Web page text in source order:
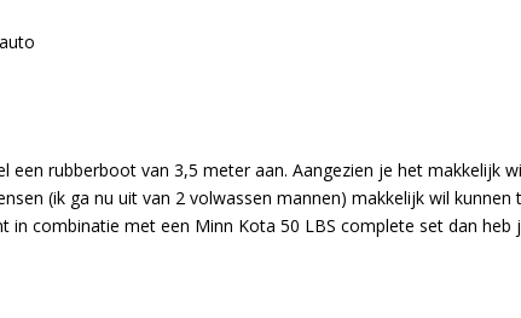
rubberboot van 3,5 meter aan. Aangezien je het makkelijk
(ik ga nu uit van 2 volwassen mannen) makkelijk wil
combinatie met een Minn Kota 50 LBS complete set dan heb